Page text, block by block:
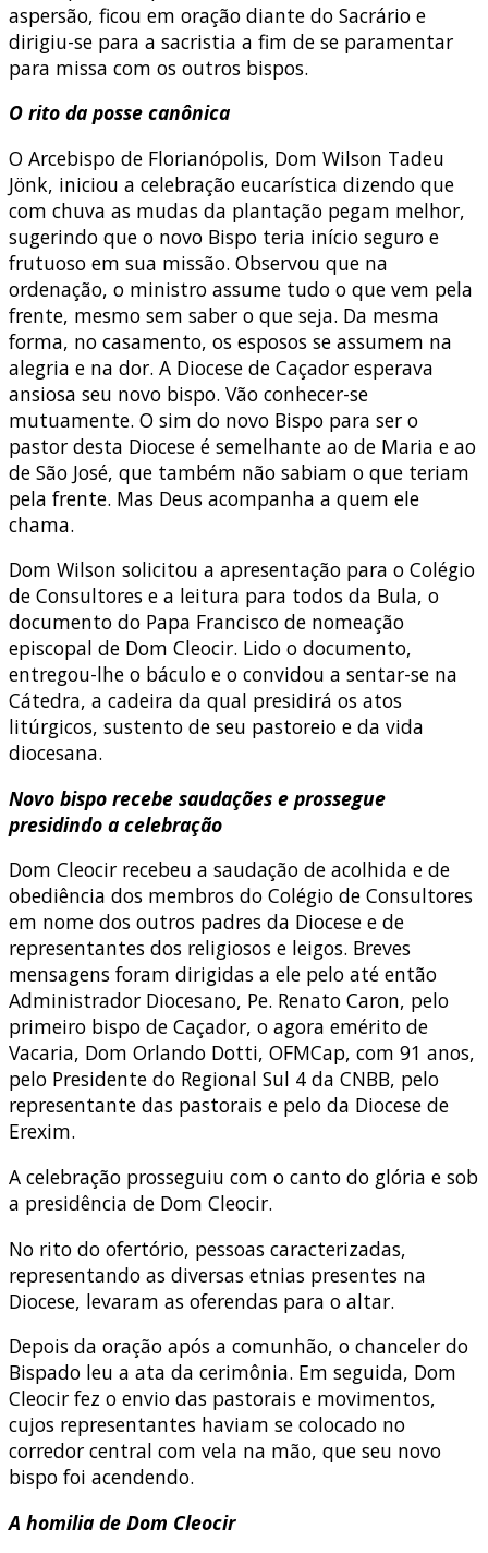
aspersão, ficou em oração diante do Sacrário e
dirigiu-se para a sacristia a fim de se paramentar
para missa com os outros bispos.
O rito da posse canônica
O Arcebispo de Florianópolis, Dom Wilson Tadeu
Jönk, iniciou a celebração eucarística dizendo que
com chuva as mudas da plantação pegam melhor,
sugerindo que o novo Bispo teria início seguro e
frutuoso em sua missão. Observou que na
ordenação, o ministro assume tudo o que vem pela
frente, mesmo sem saber o que seja. Da mesma
forma, no casamento, os esposos se assumem na
alegria e na dor. A Diocese de Caçador esperava
ansiosa seu novo bispo. Vão conhecer-se
mutuamente. O sim do novo Bispo para ser o
pastor desta Diocese é semelhante ao de Maria e ao
de São José, que também não sabiam o que teriam
pela frente. Mas Deus acompanha a quem ele
chama.
Dom Wilson solicitou a apresentação para o Colégio
de Consultores e a leitura para todos da Bula, o
documento do Papa Francisco de nomeação
episcopal de Dom Cleocir. Lido o documento,
entregou-lhe o báculo e o convidou a sentar-se na
Cátedra, a cadeira da qual presidirá os atos
litúrgicos, sustento de seu pastoreio e da vida
diocesana.
Novo bispo recebe saudações e prossegue
presidindo a celebração
Dom Cleocir recebeu a saudação de acolhida e de
obediência dos membros do Colégio de Consultores
em nome dos outros padres da Diocese e de
representantes dos religiosos e leigos. Breves
mensagens foram dirigidas a ele pelo até então
Administrador Diocesano, Pe. Renato Caron, pelo
primeiro bispo de Caçador, o agora emérito de
Vacaria, Dom Orlando Dotti, OFMCap, com 91 anos,
pelo Presidente do Regional Sul 4 da CNBB, pelo
representante das pastorais e pelo da Diocese de
Erexim.
A celebração prosseguiu com o canto do glória e sob
a presidência de Dom Cleocir.
No rito do ofertório, pessoas caracterizadas,
representando as diversas etnias presentes na
Diocese, levaram as oferendas para o altar.
Depois da oração após a comunhão, o chanceler do
Bispado leu a ata da cerimônia. Em seguida, Dom
Cleocir fez o envio das pastorais e movimentos,
cujos representantes haviam se colocado no
corredor central com vela na mão, que seu novo
bispo foi acendendo.
A homilia de Dom Cleocir